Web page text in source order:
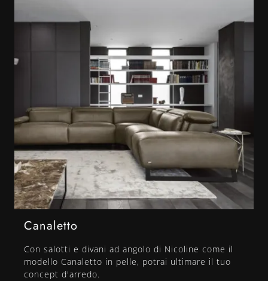
Canaletto
Con salotti e divani ad angolo di Nicoline come il
modello Canaletto in pelle, potrai ultimare il tuo
concept d'arredo.